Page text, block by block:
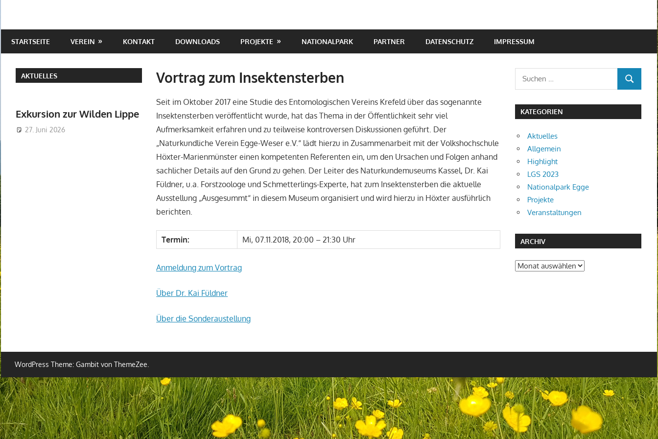
springenNaturkundlicher
Verein
Egge-
STARTSEITE VEREIN KONTAKT DOWNLOADS PROJEKTE NATIONALPARK PARTNER DATENSCHUTZ IMPRESSUM
Vortrag zum Insektensterben
Seit im Oktober 2017 eine Studie des Entomologischen Vereins Krefeld über das sogenannte
Insektensterben veröffentlicht wurde, hat das Thema in der Öffentlichkeit sehr viel
Aufmerksamkeit erfahren und zu teilweise kontroversen Diskussionen geführt. Der
„Naturkundliche Verein Egge-Weser e.V.“ lädt hierzu in Zusammenarbeit mit der Volkshochschule
Höxter-Marienmünster einen kompetenten Referenten ein, um den Ursachen und Folgen anhand
sachlicher Details auf den Grund zu gehen. Der Leiter des Naturkundemuseums Kassel, Dr. Kai
Füldner, u.a. Forstzoologe und Schmetterlings-Experte, hat zum Insektensterben die aktuelle
Ausstellung „Ausgesummt“ in diesem Museum organisiert und wird hierzu in Höxter ausführlich
berichten.
Termin: Mi, 07.11.2018, 20:00 – 21:30 Uhr
Anmeldung zum Vortrag
Über Dr. Kai Füldner
Über die Sonderaustellung
AKTUELLES
Exkursion zur Wilden Lippe
27. Juni 2026
Suchen
SUCHEN
KATEGORIEN
Aktuelles
Allgemein
Highlight
LGS 2023
Nationalpark Egge
Projekte
Veranstaltungen
ARCHIV
Archiv
WordPress Theme: Gambit von ThemeZee.